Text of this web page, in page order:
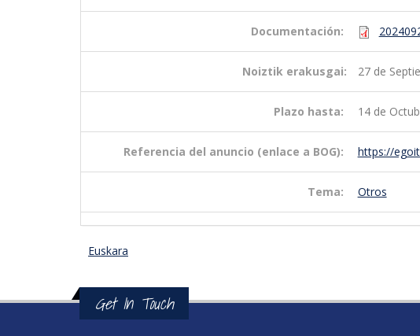
Documentación:
Noiztik erakusgai: 27 de
Plazo hasta: 14 de
Referencia del anuncio (enlace a BOG): https://
Tema: Otros
Euskara
Get In Touch